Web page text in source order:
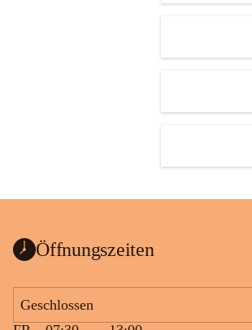
Öffnungszeiten
Geschlossen